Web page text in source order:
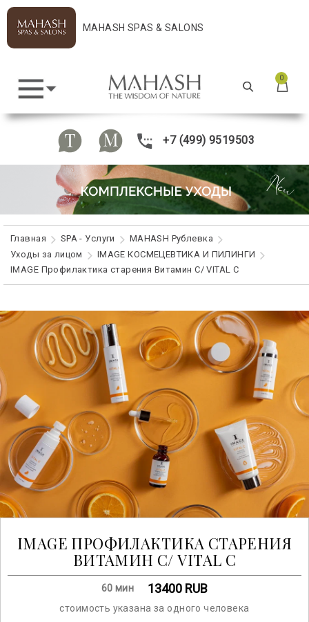
MAHASH SPAS & SALONS
0
+7 (499) 9519503
Главная SPA - Услуги
MAHASH Рублевка
Уходы за лицом
IMAGE КОСМЕЦЕВТИКА И ПИЛИНГИ
IMAGE Профилактика старения Витамин С/ VITAL C
IMAGE ПРОФИЛАКТИКА СТАРЕНИЯ
ВИТАМИН С/ VITAL C
60 мин 13400 RUB
стоимость указана за одного человека